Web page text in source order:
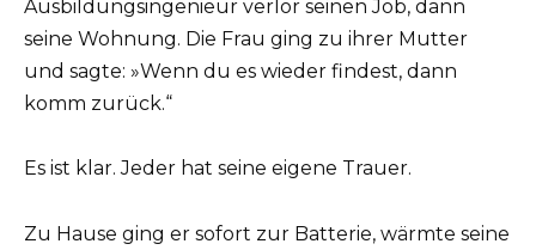
Ausbildungsingenieur verlor seinen Job, dann
seine Wohnung. Die Frau ging zu ihrer Mutter
und sagte: »Wenn du es wieder findest, dann
komm zurück.“
Es ist klar. Jeder hat seine eigene Trauer.
Zu Hause ging er sofort zur Batterie, wärmte seine